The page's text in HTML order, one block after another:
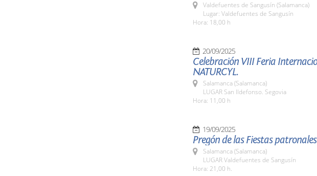
Valdefuentes de Sangusín (Salamanca)
Lugar: Valdefuentes de Sangusín
Hora: 18,00 h
20/09/2025
Celebración VIII Feria
NATURCYL.
Salamanca (Salamanca)
LUGAR San Ildefonso. Segovia
Hora: 11,00 h
19/09/2025
Pregón de las Fiestas patronales
Salamanca (Salamanca)
LUGAR Valdefuentes de Sangusín
Hora: 21,00 h.